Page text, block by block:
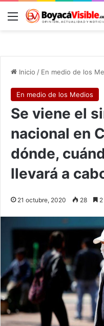
Menú
Inicio / En medio de los
En medio de los Medios
Se viene el
nacional en
dónde,
llevará a
21 octubre, 2020 28